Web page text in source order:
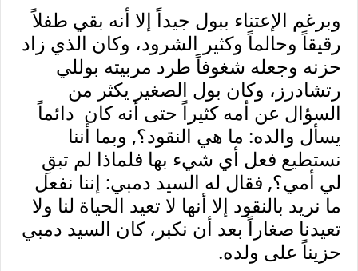
وبرغم الإعتناء ببول جيداً إلا أنه بقي طفلاً
رقيقاً وحالماً وكثير الشرود، وكان الذي زاد
حزنه وجعله شغوفاً طرد مربيته بوللي
رتشادرز، وكان بول الصغير يكثر من
السؤال عن أمه كثيراً حتى أنه كان دائماً
يسأل والده: ما هي النقود؟, وبما أننا
نستطيع فعل أي شيء بها فلماذا لم تبقِ
لي أمي؟, فقال له السيد دمبي: إننا نفعل
ما نريد بالنقود إلا أنها لا تعيد الحياة لنا ولا
تعيدنا صغاراً بعد أن نكبر، كان السيد دمبي
حزيناً على ولده.